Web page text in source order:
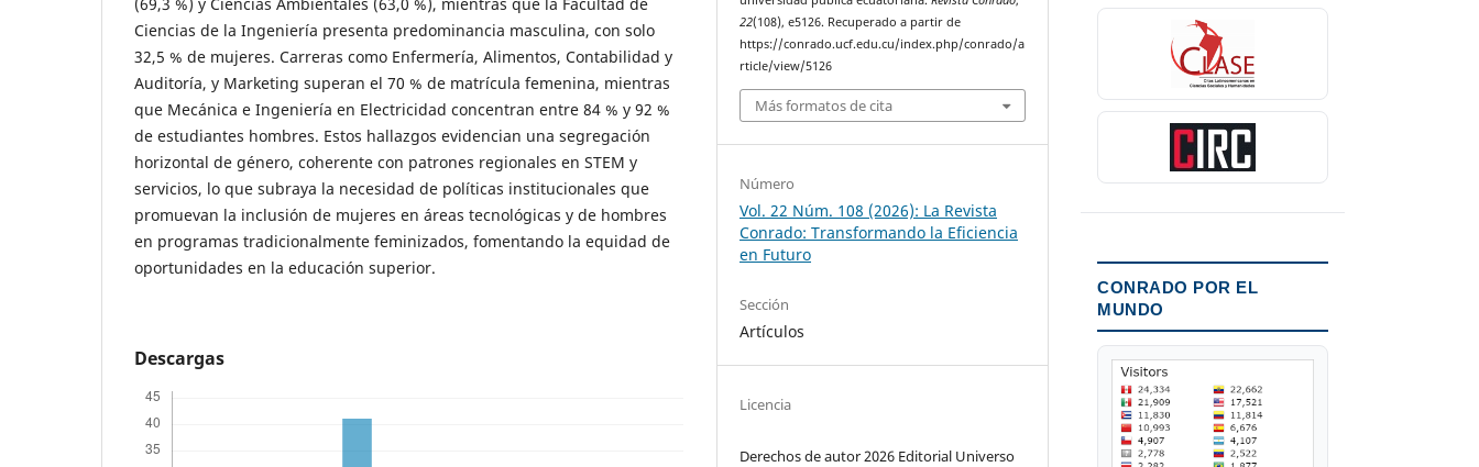
Ciencias de la Ingeniería presenta predominancia masculina, con solo
32,5 % de mujeres. Carreras como Enfermería, Alimentos, Contabilidad y
Auditoría, y Marketing superan el 70 % de matrícula femenina, mientras
que Mecánica e Ingeniería en Electricidad concentran entre 84 % y 92 %
de estudiantes hombres. Estos hallazgos evidencian una segregación
horizontal de género, coherente con patrones regionales en STEM y
servicios, lo que subraya la necesidad de políticas institucionales que
promuevan la inclusión de mujeres en áreas tecnológicas y de hombres
en programas tradicionalmente feminizados, fomentando la equidad de
oportunidades en la educación superior.
Descargas
22(108), e5126. Recuperado a partir de
https://conrado.ucf.edu.cu/index.php/conrado/a
rticle/view/5126
Más formatos de cita
Número
Vol. 22 Núm. 108 (2026): La Revista
Conrado: Transformando la Eficiencia
en Futuro
Sección
Artículos
Licencia
Derechos de autor 2026 Editorial Universo
CONRADO POR EL
MUNDO